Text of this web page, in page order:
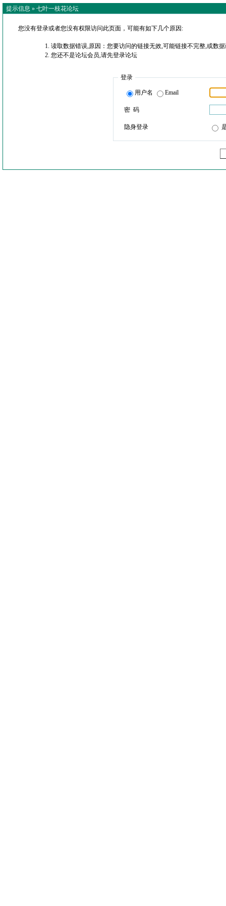
提示信息 » 七叶一枝花论坛
您没有登录或者您没有权限访问此页面，可能有如下几个原因:
读取数据错误,原因：您要访问的链接无效,可能链接不完整,或数
您还不是论坛会员,请先登录论坛
登录
用户名 Email
密 码
隐身登录